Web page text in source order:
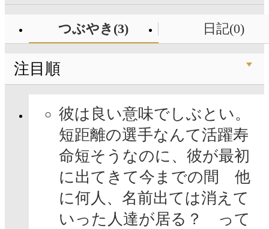
つぶやき(3) 日記(0)
注目順
彼は良い意味でしぶとい。
短距離の選手なんて活躍寿
命短そうなのに、彼が最初
に出てきて今までの間 他
に何人、名前出ては消えて
いった人達が居る？ って